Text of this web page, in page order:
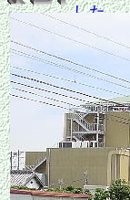
した。